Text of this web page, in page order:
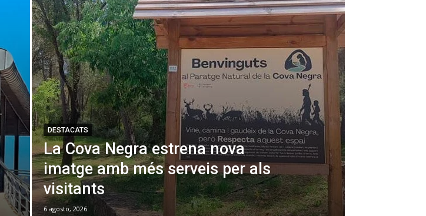
DESTACATS
La Cova Negra estrena nova
imatge amb més serveis per als
visitants
6 agosto, 2026